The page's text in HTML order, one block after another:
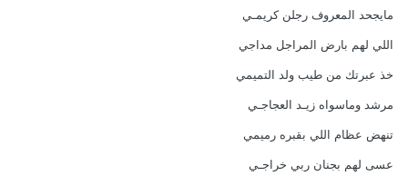
مايجحد المعروف رجلن كريمـي
اللي لهم بارض المراجل مداجي
خذ عبرتك من طيب ولد التميمي
مرشد وماسواه زيـد العجاجـي
تنهض عظام اللي بقبره رميمي
عسى لهم بجنان ربي خراجـي